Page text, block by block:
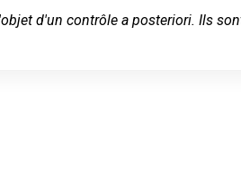
d'un contrôle a posteriori. Ils